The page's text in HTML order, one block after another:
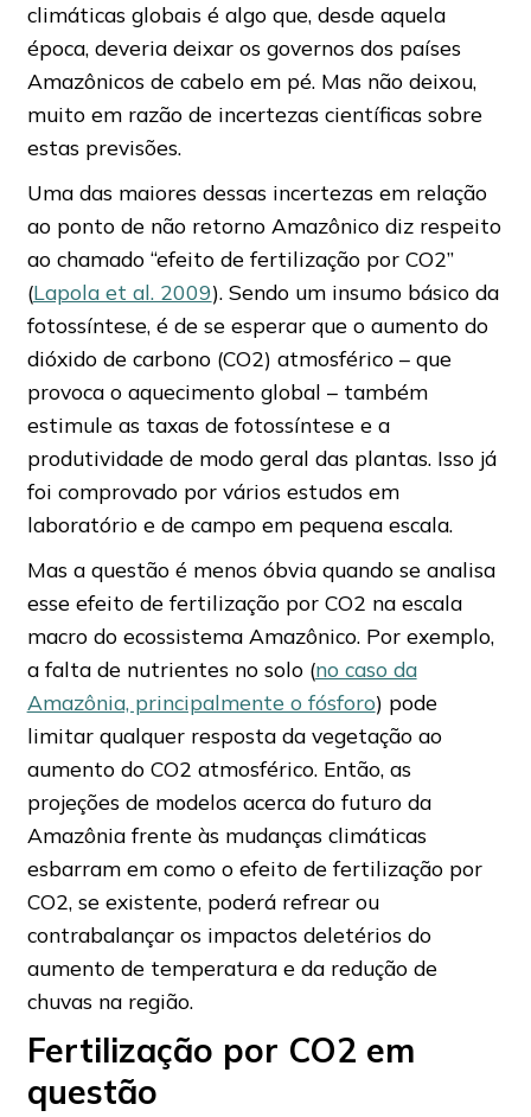
climáticas globais é algo que, desde aquela
época, deveria deixar os governos dos países
Amazônicos de cabelo em pé. Mas não deixou,
muito em razão de incertezas científicas sobre
estas previsões.
Uma das maiores dessas incertezas em relação
ao ponto de não retorno Amazônico diz respeito
ao chamado “efeito de fertilização por CO2”
(Lapola et al. 2009). Sendo um insumo básico da
fotossíntese, é de se esperar que o aumento do
dióxido de carbono (CO2) atmosférico – que
provoca o aquecimento global – também
estimule as taxas de fotossíntese e a
produtividade de modo geral das plantas. Isso já
foi comprovado por vários estudos em
laboratório e de campo em pequena escala.
Mas a questão é menos óbvia quando se analisa
esse efeito de fertilização por CO2 na escala
macro do ecossistema Amazônico. Por exemplo,
a falta de nutrientes no solo (no caso da
Amazônia, principalmente o fósforo) pode
limitar qualquer resposta da vegetação ao
aumento do CO2 atmosférico. Então, as
projeções de modelos acerca do futuro da
Amazônia frente às mudanças climáticas
esbarram em como o efeito de fertilização por
CO2, se existente, poderá refrear ou
contrabalançar os impactos deletérios do
aumento de temperatura e da redução de
chuvas na região.
Fertilização por CO2 em
questão